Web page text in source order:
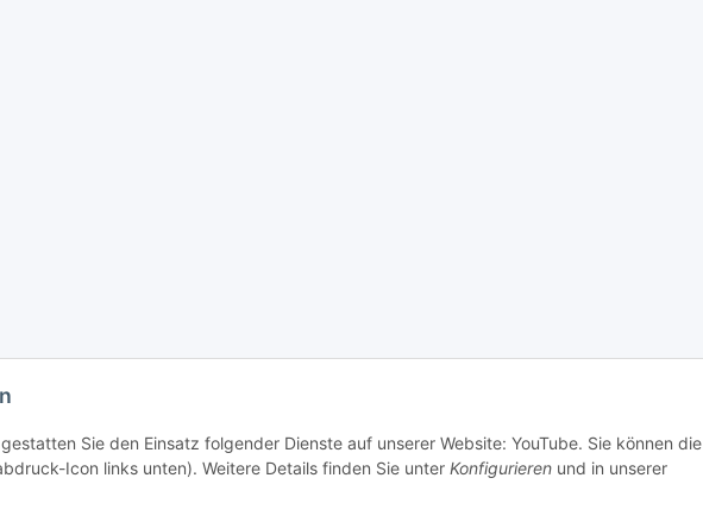
Sie den Einsatz folgender Dienste auf unserer Website: YouTube. Sie können die
Icon links unten). Weitere Details finden Sie unter Konfigurieren und in unserer